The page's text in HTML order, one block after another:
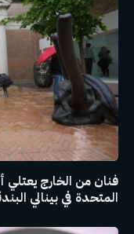
فنان من الخارج يعتلي
المتحدة في بينالي